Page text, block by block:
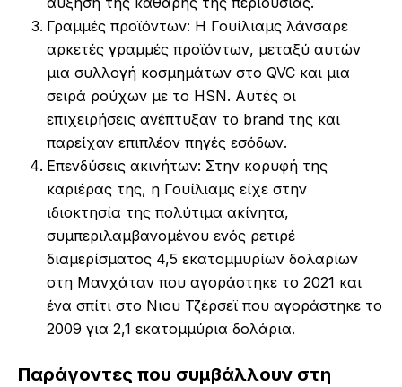
Γραμμές προϊόντων: Η Γουίλιαμς λάνσαρε
αρκετές γραμμές προϊόντων, μεταξύ αυτών
μια συλλογή κοσμημάτων στο QVC και μια
σειρά ρούχων με το HSN. Αυτές οι
επιχειρήσεις ανέπτυξαν το brand της και
παρείχαν επιπλέον πηγές εσόδων.
Επενδύσεις ακινήτων: Στην κορυφή της
καριέρας της, η Γουίλιαμς είχε στην
ιδιοκτησία της πολύτιμα ακίνητα,
συμπεριλαμβανομένου ενός ρετιρέ
διαμερίσματος 4,5 εκατομμυρίων δολαρίων
στη Μανχάταν που αγοράστηκε το 2021 και
ένα σπίτι στο Νιου Τζέρσεϊ που αγοράστηκε το
2009 για 2,1 εκατομμύρια δολάρια.
Παράγοντες που συμβάλλουν στη